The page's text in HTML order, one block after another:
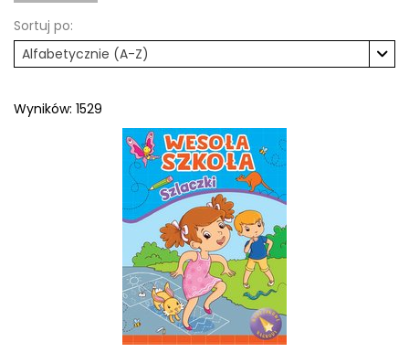
Sortuj po:
Alfabetycznie (A-Z)
Wyników: 1529